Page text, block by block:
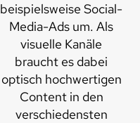
beispielsweise Social-
Media-Ads um. Als
visuelle Kanäle
braucht es dabei
optisch hochwertigen
Content in den
verschiedensten